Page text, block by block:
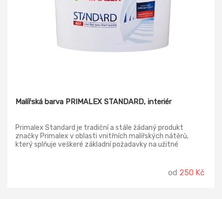
Malířská barva PRIMALEX STANDARD, interiér
Primalex Standard je tradiční a stále žádaný produkt
značky Primalex v oblasti vnitřních malířských nátěrů,
který splňuje veškeré základní požadavky na užitné
od 250 Kč